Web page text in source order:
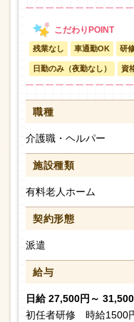
残業なし 車通勤OK 研
日勤のみ（夜勤なし） 資
職種
介護職・ヘルパー
施設種類
有料老人ホーム
契約形態
派遣
給与
日給 27,500円～
初任者研修 時給1500